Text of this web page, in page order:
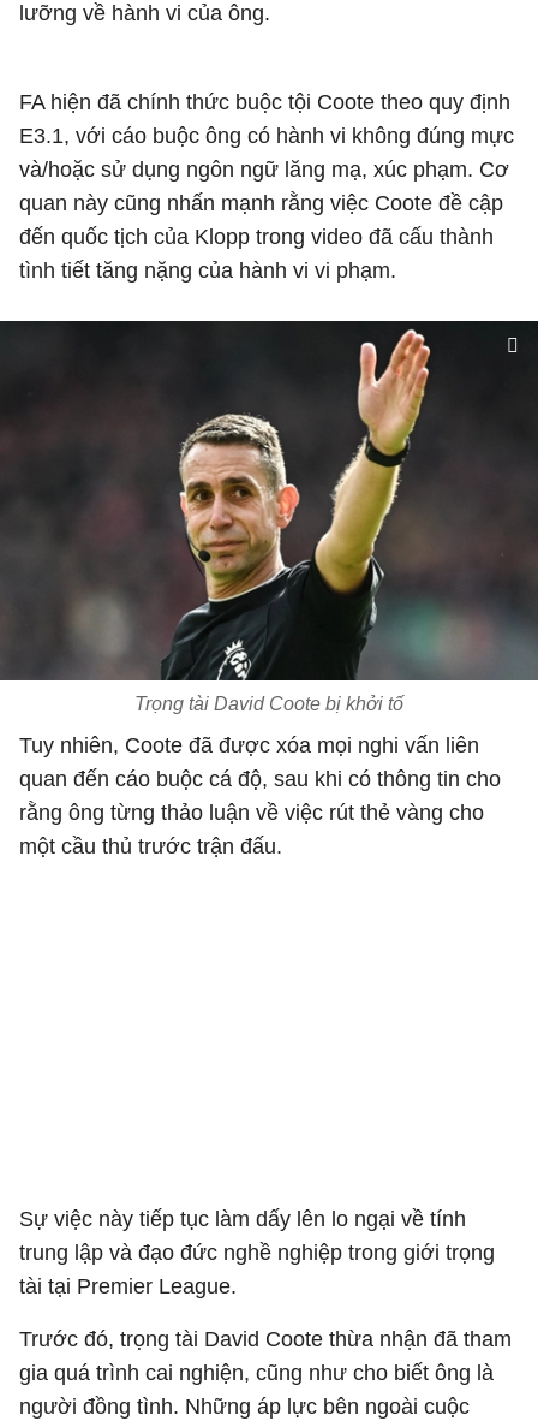
lưỡng về hành vi của ông.
FA hiện đã chính thức buộc tội Coote theo quy định
E3.1, với cáo buộc ông có hành vi không đúng mực
và/hoặc sử dụng ngôn ngữ lăng mạ, xúc phạm. Cơ
quan này cũng nhấn mạnh rằng việc Coote đề cập
đến quốc tịch của Klopp trong video đã cấu thành
tình tiết tăng nặng của hành vi vi phạm.
Trọng tài David Coote bị khởi tố
Tuy nhiên, Coote đã được xóa mọi nghi vấn liên
quan đến cáo buộc cá độ, sau khi có thông tin cho
rằng ông từng thảo luận về việc rút thẻ vàng cho
một cầu thủ trước trận đấu.
Sự việc này tiếp tục làm dấy lên lo ngại về tính
trung lập và đạo đức nghề nghiệp trong giới trọng
tài tại Premier League.
Trước đó, trọng tài David Coote thừa nhận đã tham
gia quá trình cai nghiện, cũng như cho biết ông là
người đồng tình. Những áp lực bên ngoài cuộc